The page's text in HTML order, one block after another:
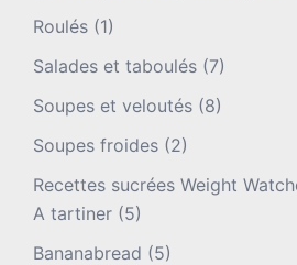
Roulés (1)
Salades et taboulés (7)
Soupes et veloutés (8)
Soupes froides (2)
Recettes sucrées Weight
A tartiner (5)
Bananabread (5)